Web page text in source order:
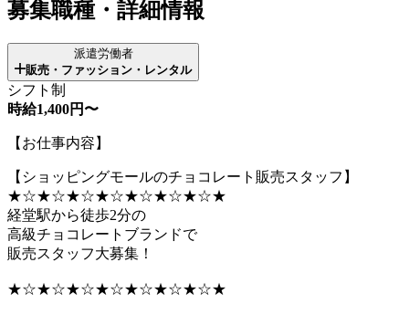
募集職種・詳細情報
派遣労働者
販売・ファッション・レンタル
シフト制
時給1,400円〜
【お仕事内容】
【ショッピングモールのチョコレート販売スタッフ】
★☆★☆★☆★☆★☆★☆★☆★
経堂駅から徒歩2分の
高級チョコレートブランドで
販売スタッフ大募集！
★☆★☆★☆★☆★☆★☆★☆★